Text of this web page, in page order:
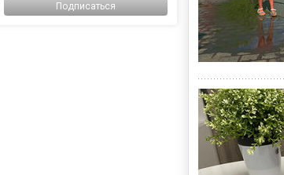
Подписаться